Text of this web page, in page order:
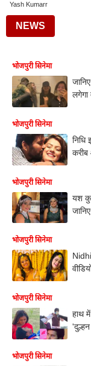
Yash Kumarr
NEWS
भोजपुरी सिनेमा
भोजपुरी सिनेमा
निधि
करीब
भोजपुरी सिनेमा
यश
भोजपुरी सिनेमा
भोजपुरी सिनेमा
हाथ
भोजपुरी सिनेमा